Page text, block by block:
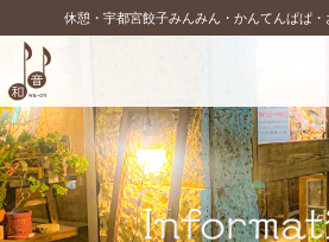
休憩・宇都宮餃子みんみん・かんてんぱぱ